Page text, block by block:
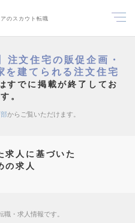
のスカウト転職
注文住宅の販促企画・
を建てられる注文住宅
すでに掲載が終了してお
。
からご覧いただけます。
求人に基づいた
の求人
職・求人情報です。